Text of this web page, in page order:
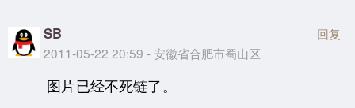
SB
2011-05-22 20:59 - 安徽省合肥市蜀山区
回复
图片已经不死链了。